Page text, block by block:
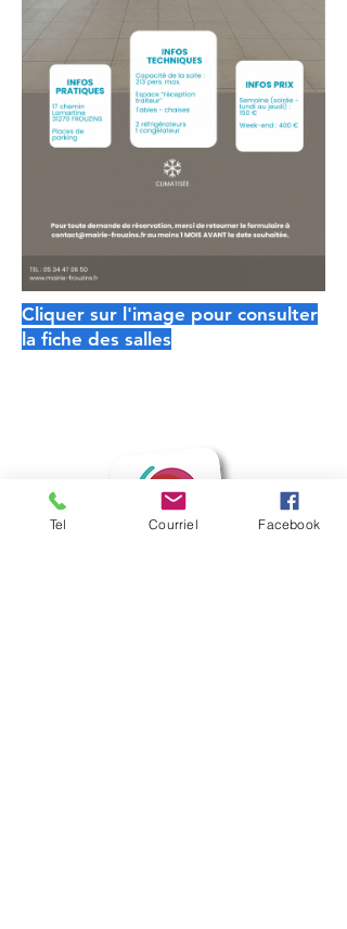
Cliquer sur l'image pour consulter
la fiche des salles
Tel Courriel Facebook